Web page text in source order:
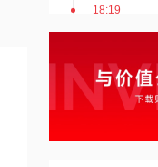
18:19
上交所终
18:18
星光股份